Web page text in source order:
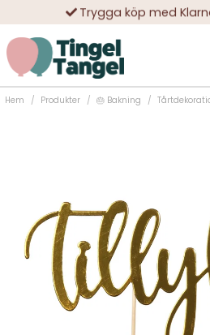
Trygga köp med
10 000-tals nöjda
Hem Produkter 🎂 Bakning